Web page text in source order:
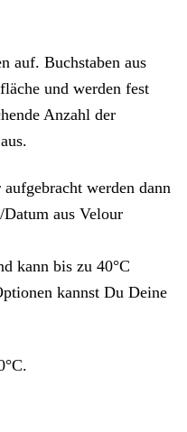
auf. Buchstaben aus
und werden fest
Anzahl der
werden dann
aus Velour
kann bis zu 40°C
kannst Du Deine